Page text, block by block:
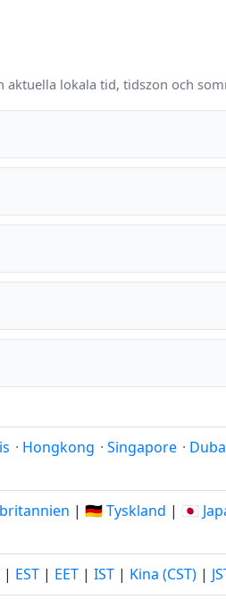
aktuella lokala tid, tidszon och
· Hongkong · Singapore ·
| 🇩🇪 Tyskland | 🇯🇵
| EST | EET | IST | Kina (CST) |